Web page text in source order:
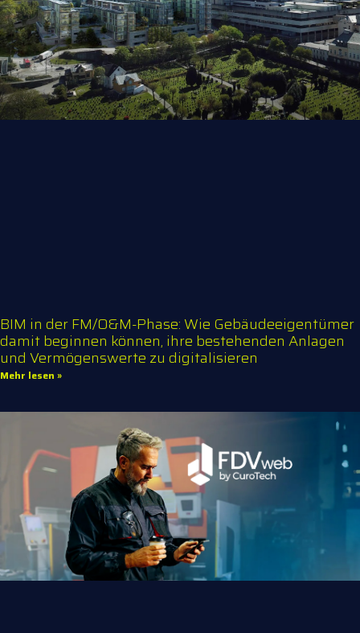
BIM in der FM/O&M-Phase: Wie Gebäudeeigentümer
damit beginnen können, ihre bestehenden Anlagen
und Vermögenswerte zu digitalisieren
Mehr lesen »